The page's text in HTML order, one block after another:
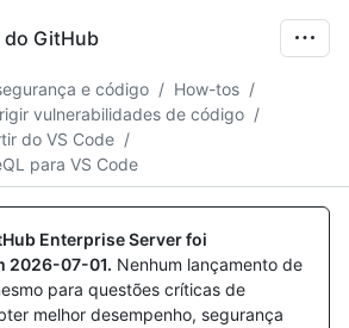
GitHub
e código / How-tos /
vulnerabilidades de código /
do VS Code /
para VS Code
Enterprise Server foi
2026-07-01. Nenhum lançamento de
para questões críticas de
melhor desempenho, segurança